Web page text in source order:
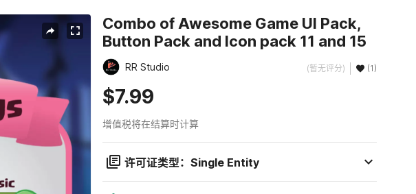
Combo of Awesome Game UI Pack,
Button Pack and Icon pack 11 and 15
RR Studio (暂无评分) (1)
$7.99
增值税将在结算时计算
许可证类型：Single Entity